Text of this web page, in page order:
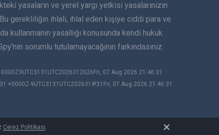
Çerez Politikası.
Norsk
Svenska
简体中文
yasaların ve yerel yargı yetkisi yasalarınızın
gerekliliğin ihlali, ihlal eden kişiye ciddi para ve
kullanmanın yasallığı konusunda kendi hukuk
sorumlu tutulamayacağının farkındasınız.
07 Aug 2026 21:46:31
+0000Z-9UTC3131UTC202631#!31Fri, 07 Aug 2026 21:46:31